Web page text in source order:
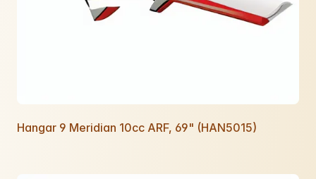
Hangar 9 Meridian 10cc ARF, 69" (HAN5015)